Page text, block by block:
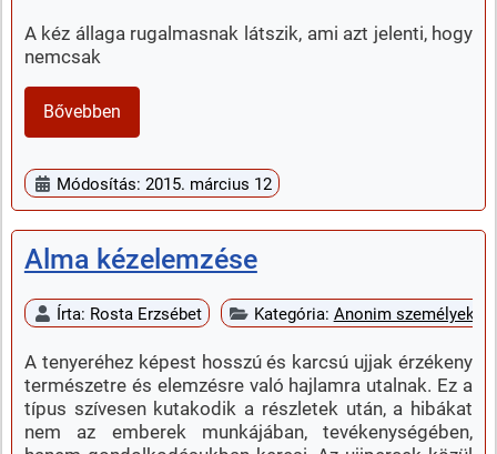
A kéz állaga rugalmasnak látszik, ami azt jelenti, hogy
nemcsak
Bővebben
Módosítás: 2015. március 12
Alma kézelemzése
Írta: Rosta Erzsébet Kategória: Anonim személyek
A tenyeréhez képest hosszú és karcsú ujjak érzékeny
természetre és elemzésre való hajlamra utalnak. Ez a
típus szívesen kutakodik a részletek után, a hibákat
nem az emberek munkájában, tevékenységében,